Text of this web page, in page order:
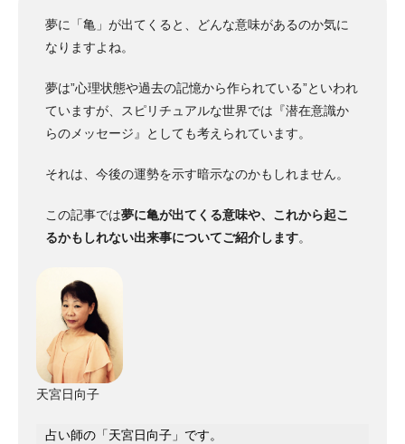
夢に「亀」が出てくると、どんな意味があるのか気に
なりますよね。
夢は”心理状態や過去の記憶から作られている”といわれ
ていますが、スピリチュアルな世界では『潜在意識か
らのメッセージ』としても考えられています。
それは、今後の運勢を示す暗示なのかもしれません。
この記事では夢に亀が出てくる意味や、これから起こ
るかもしれない出来事についてご紹介します。
天宮日向子
占い師の「天宮日向子」です。